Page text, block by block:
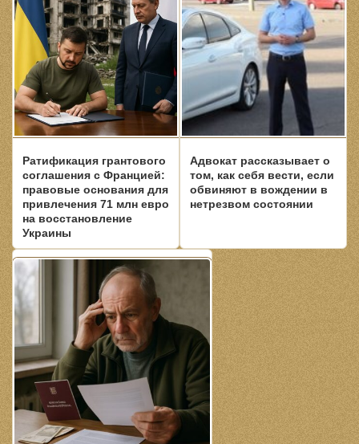
Ратификация грантового
соглашения с Францией:
правовые основания для
привлечения 71 млн евро
на восстановление
Украины
Адвокат рассказывает о
том, как себя вести, если
обвиняют в вождении в
нетрезвом состоянии